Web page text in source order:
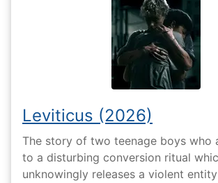
Leviticus (2026)
The story of two teenage boys who
to a disturbing conversion ritual
unknowingly releases a violent